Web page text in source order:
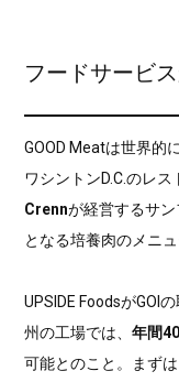
フードサービ
GOOD Meatは世界的
ワシントンD.C.のレス
Crennが経営するサ
となる培養肉のメニ
UPSIDE FoodsがGOI
州の工場では、年間
可能とのこと。まず